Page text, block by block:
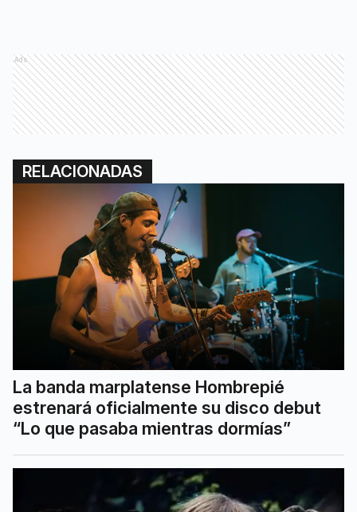
Ads
RELACIONADAS
La banda marplatense Hombrepié
estrenará oficialmente su disco debut
“Lo que pasaba mientras dormías”